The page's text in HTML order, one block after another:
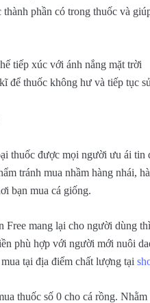
phần có trong thuốc và
tiếp xúc với ánh nắng mặt trời
để thuốc không hư và tiếp tục
thuốc được mọi người ưu ái
tránh mua nhầm hàng nhái,
bạn mua cá giống.
mang lại cho người dùng
phù hợp với người mới nuôi
tại địa điểm chất lượng tại
thuốc số 0 cho cá rồng.